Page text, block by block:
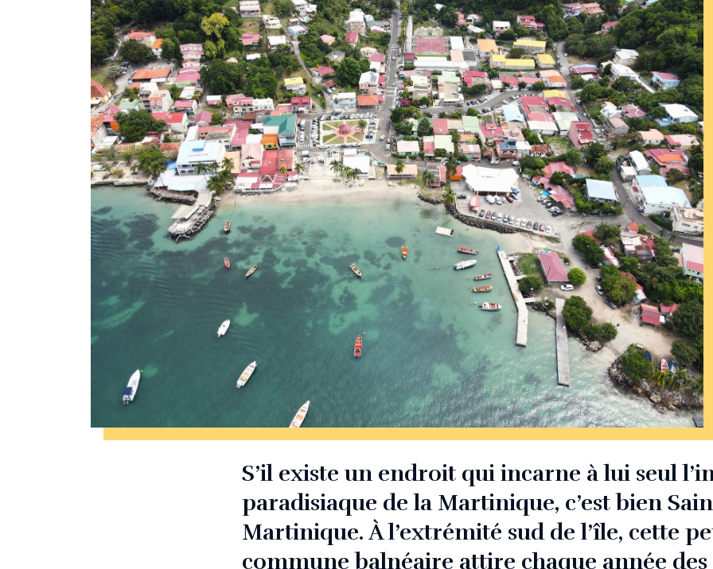
S’il existe un endroit qui incarne à lui seul
paradisiaque de la Martinique, c’est bien
Martinique. À l’extrémité sud de l’île, cette
commune balnéaire attire chaque année